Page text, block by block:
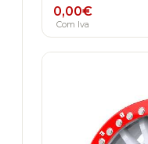
0,00€
Com Iva